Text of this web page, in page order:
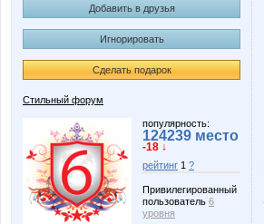
Добавить в друзья
Игнорировать
Сделать подарок
Стильный форум
популярность:
124239 место
-18 ↓
рейтинг 1 ?
Привилегированный
пользователь 6
уровня